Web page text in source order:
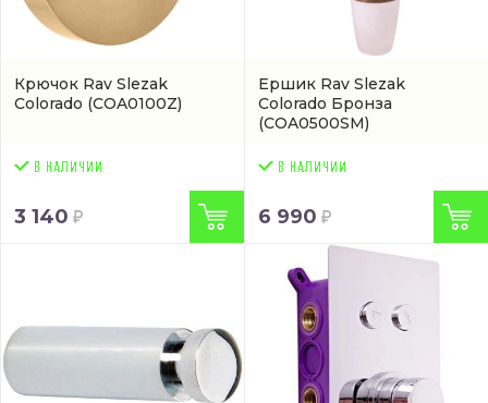
Крючок Rav Slezak
Colorado (COA0100Z)
3 140
Ершик Rav Slezak
Colorado Бронза
(COA0500SM)
6 990